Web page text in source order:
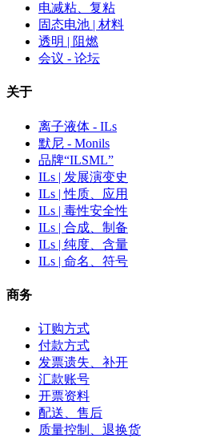
电减粘、复粘
固态电池 | 材料
透明 | 阻燃
会议 - 论坛
关于
离子液体 - ILs
默尼 - Monils
品牌“ILSML”
ILs | 发展演变史
ILs | 性质、应用
ILs | 毒性安全性
ILs | 合成、制备
ILs | 纯度、含量
ILs | 命名、符号
商务
订购方式
付款方式
发票遗失、补开
汇款账号
开票资料
配送、售后
质量控制、退换货